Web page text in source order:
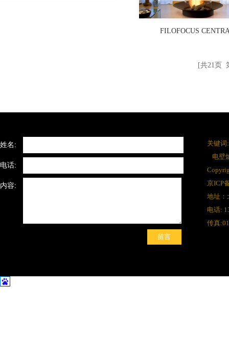
FILOFOCUS
[共21页
姓名:
电话:
内容:
关键词:
电壁
京ICP
地址：
电话:
传真